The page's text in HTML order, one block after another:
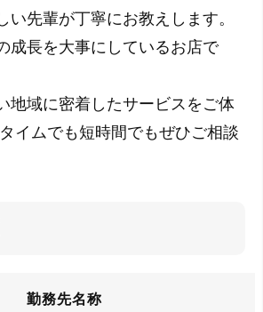
い先輩が丁寧にお教えします。
成長を大事にしているお店で
地域に密着したサービスをご体
イムでも短時間でもぜひご相談
勤務先名称